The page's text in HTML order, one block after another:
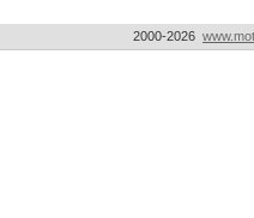
2000-2026